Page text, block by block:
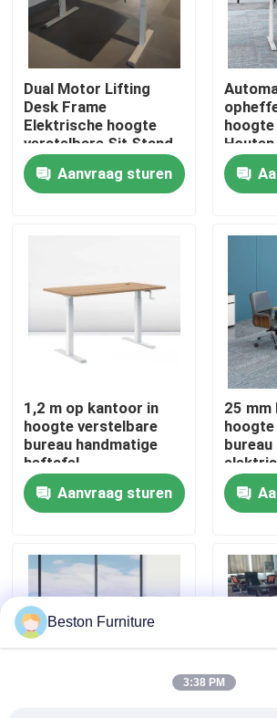
Thuis
Over ons
Fabriekstocht
Kwaliteitscontrole
Neem contact met ons op
Gevallen
Blog
Dual Motor Lifting
Desk Frame
Elektrische hoogte
verstelbare Sit Stand
Desk
Aanvraag sturen
1,2 m op kantoor in
hoogte verstelbare
bureau handmatige
heftafel
Aanvraag sturen
25 mm
bureau
Beston Furniture
3:38 PM